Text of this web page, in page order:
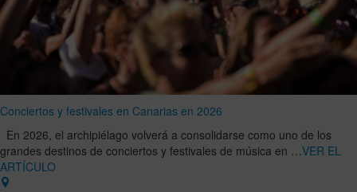
Conciertos y festivales en Canarias en 2026
En 2026, el archipiélago volverá a consolidarse como uno de los
grandes destinos de conciertos y festivales de música en …VER EL
ARTÍCULO